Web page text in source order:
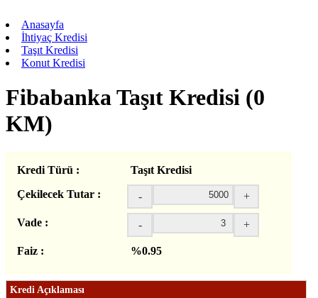
Anasayfa
İhtiyaç Kredisi
Taşıt Kredisi
Konut Kredisi
Fibabanka Taşıt Kredisi (0
KM)
Kredi Türü :
Taşıt Kredisi
Çekilecek Tutar :
- +
Vade : - +
Faiz : %0.95
Kredi Açıklaması